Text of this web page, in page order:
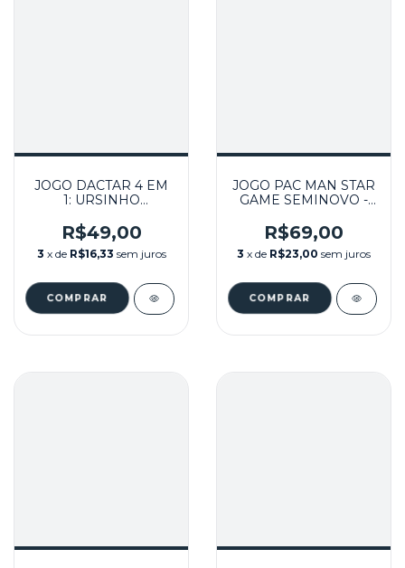
JOGO DACTAR 4 EM
1: URSINHO
PINBALL E VOLLEY
SEMINOVO - ATARI
R$49,00
3 x de R$16,33 sem juros
JOGO PAC MAN STAR
GAME SEMINOVO -
R$69,00
3 x de R$23,00 sem juros